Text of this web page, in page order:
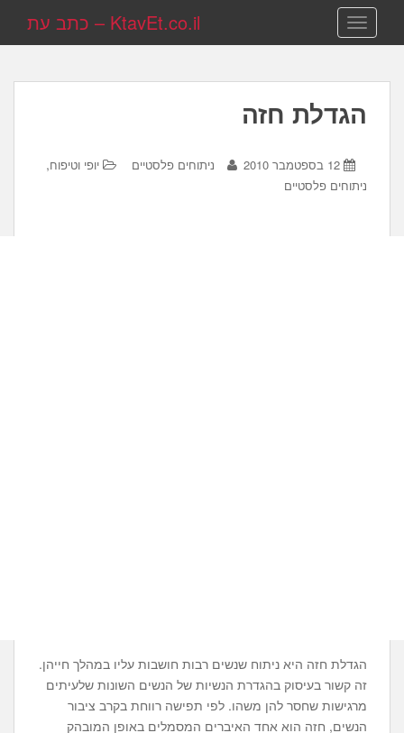
TOGGLE NAVIGATION KtavEt.co.il – כתב עת
הגדלת חזה
12 בספטמבר 2010 ניתוחים פלסטיים יופי וטיפוח,
ניתוחים פלסטיים
הגדלת חזה היא ניתוח שנשים רבות חושבות עליו במהלך חייהן.
זה קשור בעיסוק בהגדרת הנשיות של הנשים השונות שלעיתים
מרגישות שחסר להן משהו. לפי תפישה רווחת בקרב ציבור
הנשים, חזה הוא אחד האיברים המסמלים באופן המובהק